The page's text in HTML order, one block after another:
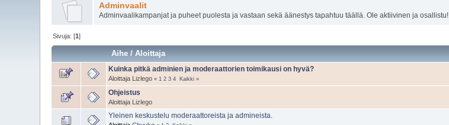
Adminvaalit
Adminvaalikampanjat ja puheet puolesta ja vastaan sekä äänestys tapahtuu täällä. Ole aktiivinen ja osallistu!
Sivuja: [1]
Aihe /Aloittaja
Kuinka pitkä adminien ja moderaattorien toimikausi on hyvä?
Aloittaja Lizlego«1 2 3 4 Kaikki »
Ohjeistus
Aloittaja Lizlego
Yleinen keskustelu moderaattoreista ja admineista.